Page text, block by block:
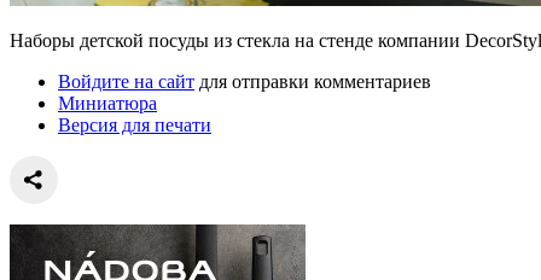
Наборы детской посуды из стекла на стенде компании
Войдите на сайт для отправки комментариев
Миниатюра
Версия для печати